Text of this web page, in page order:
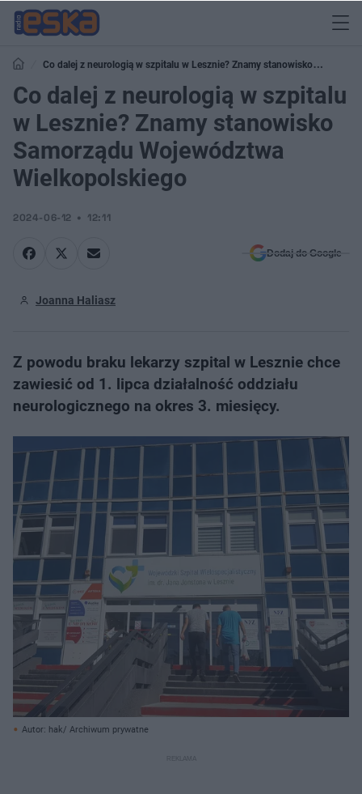
Co dalej z neurologią w szpitalu w Lesznie? Znamy stanowisko
Samorządu Województwa Wielkopolskiego
Co dalej z neurologią w szpitalu
w Lesznie? Znamy stanowisko
Samorządu Województwa
Wielkopolskiego
2024-06-12 12:11
Dodaj do Google
Joanna Haliasz
Z powodu braku lekarzy szpital w Lesznie chce
zawiesić od 1. lipca działalność oddziału
neurologicznego na okres 3. miesięcy.
Autor: hak/ Archiwum prywatne